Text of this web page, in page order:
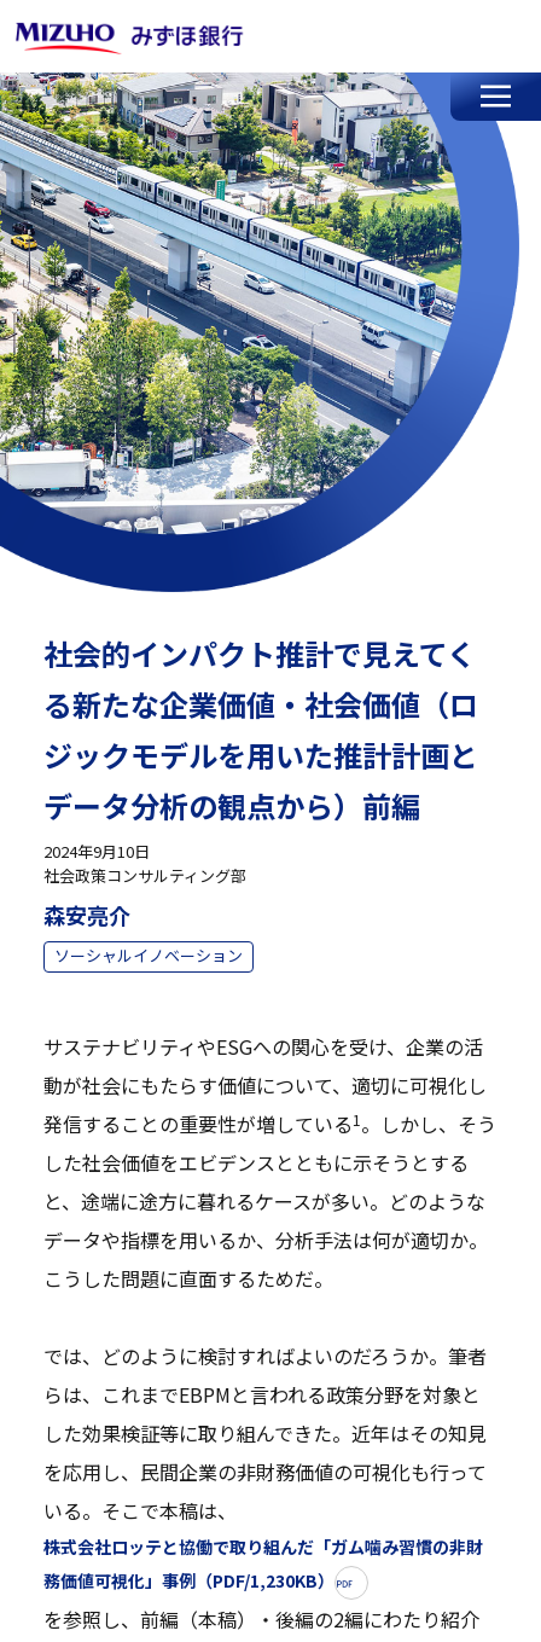
社会的インパクト推計で見えてく
る新たな企業価値・社会価値（ロ
ジックモデルを用いた推計計画と
データ分析の観点から）前編
2024年9月10日
社会政策コンサルティング部
森安亮介
ソーシャルイノベーション
サステナビリティやESGへの関心を受け、企業の活
動が社会にもたらす価値について、適切に可視化し
発信することの重要性が増している1 。しかし、そう
した社会価値をエビデンスとともに示そうとする
と、途端に途方に暮れるケースが多い。どのような
データや指標を用いるか、分析手法は何が適切か。
こうした問題に直面するためだ。
では、どのように検討すればよいのだろうか。筆者
らは、これまでEBPMと言われる政策分野を対象と
した効果検証等に取り組んできた。近年はその知見
を応用し、民間企業の非財務価値の可視化も行って
いる。そこで本稿は、
株式会社ロッテと協働で取り組んだ「ガム噛み習慣の非財
務価値可視化」事例（PDF/1,230KB）
を参照し、前編（本稿）・後編の2編にわたり紹介